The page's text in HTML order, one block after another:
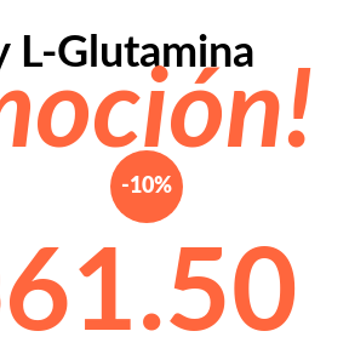
L-Glutamina
-10%